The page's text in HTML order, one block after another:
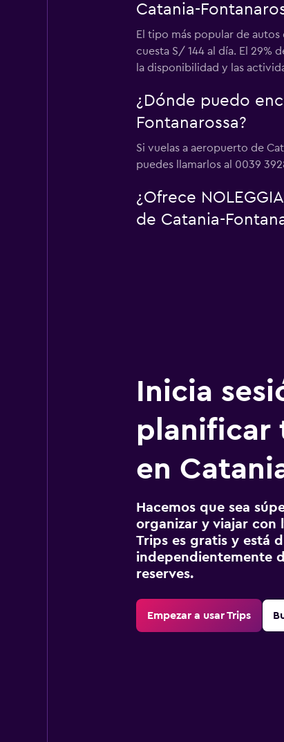
Catania-
El tipo más popular de
cuesta S/ 144 al día. El 29%
la disponibilidad y las
¿Dónde puedo
Fontanarossa?
Si vuelas a aeropuerto de
puedes llamarlos al 0039
¿Ofrece
de Catania-
Inicia
planificar
en
Hacemos que sea
organizar y viajar con
Trips es gratis y está
independientemente
reserves.
Empezar a usar Trips